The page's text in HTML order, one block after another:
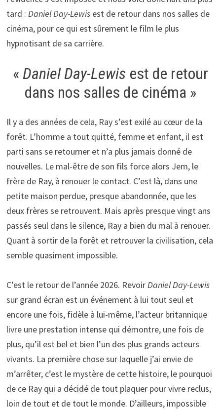
tard : Daniel Day-Lewisest de retour dans nos salles de
cinéma, pour ce qui est sûrement le film le plus
hypnotisant de sa carrière.
« Daniel Day-Lewis est de retour
dans nos salles de cinéma »
Il y a des années de cela, Ray s’est exilé au cœur de la
forêt. L’homme a tout quitté, femme et enfant, il est
parti sans se retourner et n’a plus jamais donné de
nouvelles. Le mal-être de son fils force alors Jem, le
frère de Ray, à renouer le contact. C’est là, dans une
petite maison perdue, presque abandonnée, que les
deux frères se retrouvent. Mais après presque vingt ans
passés seul dans le silence, Ray a bien du mal à renouer.
Quant à sortir de la forêt et retrouver la civilisation, cela
semble quasiment impossible.
C’est le retour de l’année 2026. RevoirDaniel Day-Lewis
sur grand écran est un événement à lui tout seul et
encore une fois, fidèle à lui-même, l’acteur britannique
livre une prestation intense qui démontre, une fois de
plus, qu’il est bel et bien l’un des plus grands acteurs
vivants. La première chose sur laquelle j’ai envie de
m’arrêter, c’est le mystère de cette histoire, le pourquoi
de ce Ray qui a décidé de tout plaquer pour vivre reclus,
loin de tout et de tout le monde. D’ailleurs, impossible